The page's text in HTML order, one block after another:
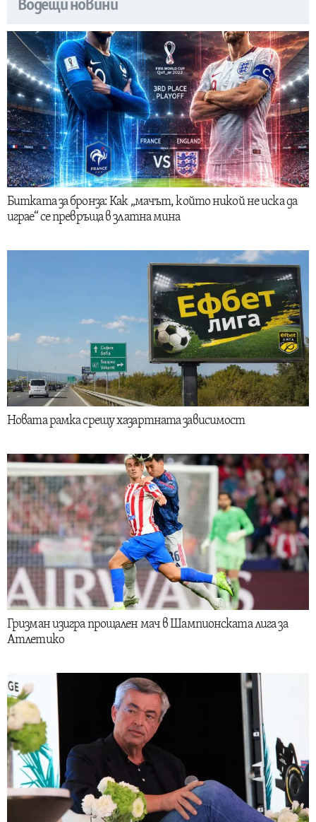
Водещи новини
Битката за бронза: Как „мачът, който никой не иска да
играе“ се превръща в златна мина
Новата рамка срещу хазартната зависимост
Гризман изигра прощален мач в Шампионската лига за
Атлетико